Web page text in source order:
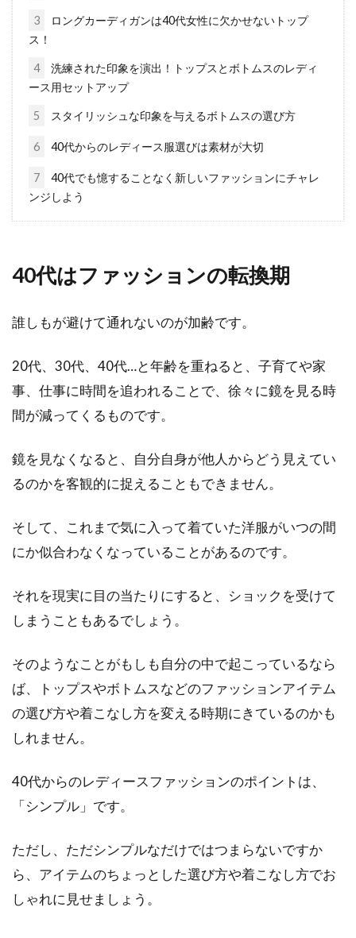
テーラードジャケットでレディース
目次 1 レディースファッションの1つ！オフィ
ルコーデの...
コーデ！選び方と着こなし
スコーデに取り入れたい！テーラードジャケッ
カーディガン【黒】を着こなす！メ
ンズのおしゃれコーデ術！
ィガンの魅力2 知っておこう！メンズのカーデ
ィガンの種...
Tシャツ1枚4000円は高い？安いも
目次 1 1枚4000円は高い？Tシャツにどのくら
目次 1 そもそもフレアスカートってなに？2 ベ
Tシャツなどとあわせておしゃれ
3
ロングカーディガンは40代女性に欠かせないトップ
ス！
4
洗練された印象を演出！トップスとボトムスのレディ
ース用セットアップ
5 スタイリッシュな印象を与えるボトムスの選び方
6 40代からのレディース服選びは素材が大切
7
40代でも憶することなく新しいファッションにチャレ
ンジしよう
40代はファッションの転換期
誰しもが避けて通れないのが加齢です。
20代、30代、40代…と年齢を重ねると、子育てや家
事、仕事に時間を追われることで、徐々に鏡を見る時
間が減ってくるものです。
鏡を見なくなると、自分自身が他人からどう見えてい
るのかを客観的に捉えることもできません。
そして、これまで気に入って着ていた洋服がいつの間
にか似合わなくなっていることがあるのです。
それを現実に目の当たりにすると、ショックを受けて
しまうこともあるでしょう。
そのようなことがもしも自分の中で起こっているなら
ば、トップスやボトムスなどのファッションアイテム
の選び方や着こなし方を変える時期にきているのかも
しれません。
40代からのレディースファッションのポイントは、
「シンプル」です。
ただし、ただシンプルなだけではつまらないですか
ら、アイテムのちょっとした選び方や着こなし方でお
しゃれに見せましょう。